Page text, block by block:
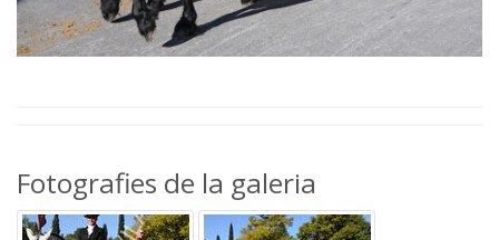
Fotografies de la galeria